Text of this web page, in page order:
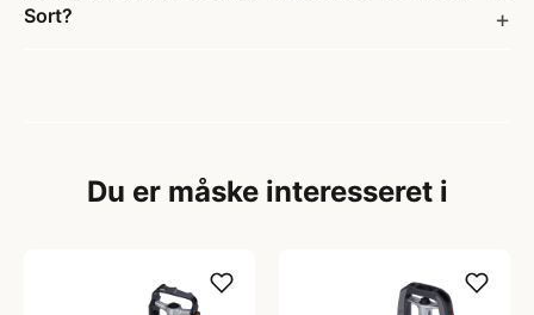
Sort?
Du er måske interesseret i